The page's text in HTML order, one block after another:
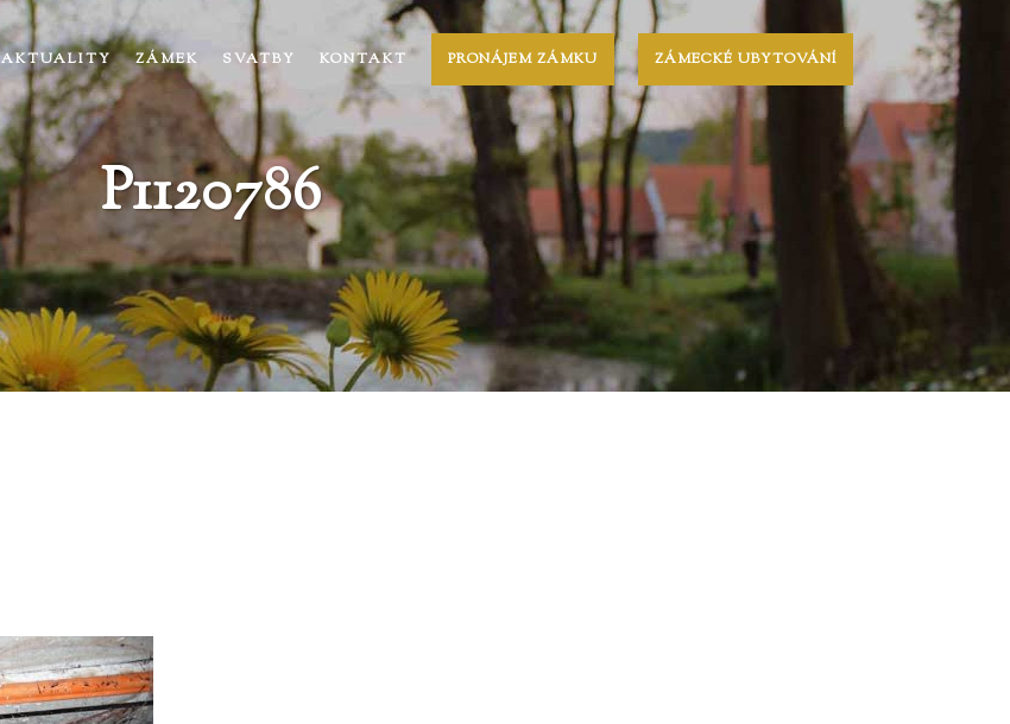
AKTUALITY ZÁMEK SVATBY KONTAKT PRONÁJEM ZÁMKU ZÁMECKÉ UBYTOVÁNÍ
P1120786